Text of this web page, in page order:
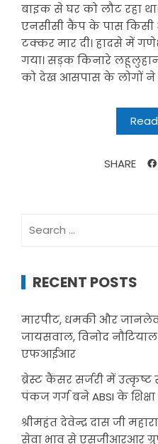
बाइक से घर को लौट रहा
एनसीसी कैंप के पास किसी
टक्कर मार दी। हादसे में
गया। सड़क किनारे
को देख आसपास के लोगों ने
SHARE
for:
RECENT POSTS
मारपीट, धमकी और
जायसवाल, विनोद
एफआईआर
ब्रेस्ट कैंसर सर्जरी में उत्कृष्ट
पंकज गर्ग बने ABSI के
श्रीमहंत देवेन्द्र दास जी
सेवा भाव से एसजीआरआर